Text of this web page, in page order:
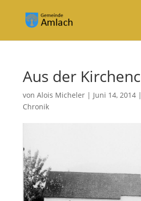
Aus der
von Alois Micheler| Juni 14, 2014|
Chronik